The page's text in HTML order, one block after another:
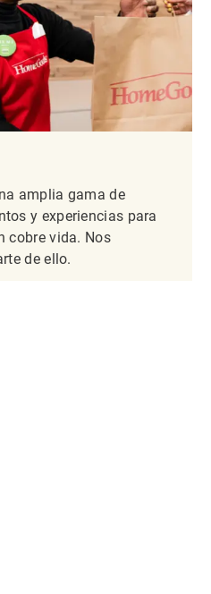
amplia gama de
y experiencias para
cobre vida. Nos
de ello.